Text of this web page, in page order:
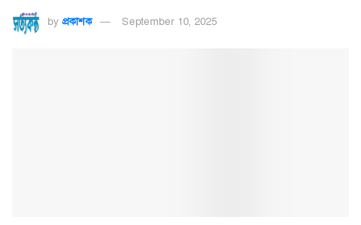
by প্রকাশক September 10, 2025